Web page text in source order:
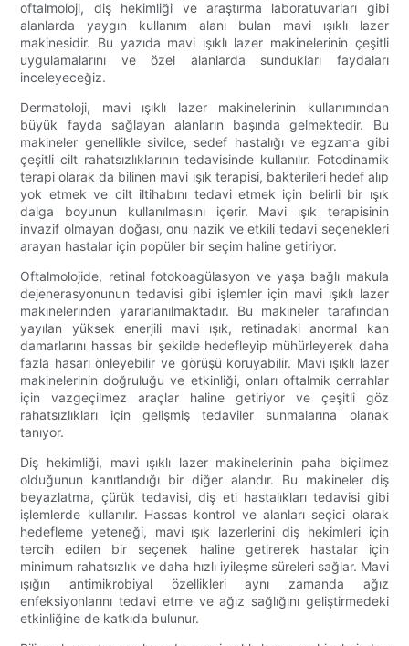
oftalmoloji, diş hekimliği ve araştırma laboratuvarları gibi
alanlarda yaygın kullanım alanı bulan mavi ışıklı lazer
makinesidir. Bu yazıda mavi ışıklı lazer makinelerinin çeşitli
uygulamalarını ve özel alanlarda sundukları faydaları
inceleyeceğiz.
Dermatoloji, mavi ışıklı lazer makinelerinin kullanımından
büyük fayda sağlayan alanların başında gelmektedir. Bu
makineler genellikle sivilce, sedef hastalığı ve egzama gibi
çeşitli cilt rahatsızlıklarının tedavisinde kullanılır. Fotodinamik
terapi olarak da bilinen mavi ışık terapisi, bakterileri hedef alıp
yok etmek ve cilt iltihabını tedavi etmek için belirli bir ışık
dalga boyunun kullanılmasını içerir. Mavi ışık terapisinin
invazif olmayan doğası, onu nazik ve etkili tedavi seçenekleri
arayan hastalar için popüler bir seçim haline getiriyor.
Oftalmolojide, retinal fotokoagülasyon ve yaşa bağlı makula
dejenerasyonunun tedavisi gibi işlemler için mavi ışıklı lazer
makinelerinden yararlanılmaktadır. Bu makineler tarafından
yayılan yüksek enerjili mavi ışık, retinadaki anormal kan
damarlarını hassas bir şekilde hedefleyip mühürleyerek daha
fazla hasarı önleyebilir ve görüşü koruyabilir. Mavi ışıklı lazer
makinelerinin doğruluğu ve etkinliği, onları oftalmik cerrahlar
için vazgeçilmez araçlar haline getiriyor ve çeşitli göz
rahatsızlıkları için gelişmiş tedaviler sunmalarına olanak
tanıyor.
Diş hekimliği, mavi ışıklı lazer makinelerinin paha biçilmez
olduğunun kanıtlandığı bir diğer alandır. Bu makineler diş
beyazlatma, çürük tedavisi, diş eti hastalıkları tedavisi gibi
işlemlerde kullanılır. Hassas kontrol ve alanları seçici olarak
hedefleme yeteneği, mavi ışık lazerlerini diş hekimleri için
tercih edilen bir seçenek haline getirerek hastalar için
minimum rahatsızlık ve daha hızlı iyileşme süreleri sağlar. Mavi
ışığın antimikrobiyal özellikleri aynı zamanda ağız
enfeksiyonlarını tedavi etme ve ağız sağlığını geliştirmedeki
etkinliğine de katkıda bulunur.